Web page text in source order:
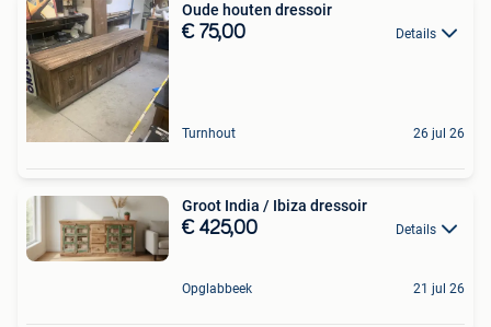
Oude houten dressoir
€ 75,00 Details
Turnhout 26 jul 26
Groot India / Ibiza dressoir
€ 425,00 Details
Opglabbeek 21 jul 26